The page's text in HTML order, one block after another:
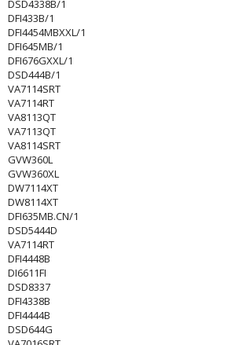
DSD4338B/1
DFI433B/1
DFI4454MBXXL/1
DFI645MB/1
DFI676GXXL/1
DSD444B/1
VA7114SRT
VA7114RT
VA8113QT
VA7113QT
VA8114SRT
GVW360L
GVW360XL
DW7114XT
DW8114XT
DFI635MB.CN/1
DSD5444D
VA7114RT
DFI4448B
DI6611FI
DSD8337
DFI4338B
DFI4444B
DSD644G